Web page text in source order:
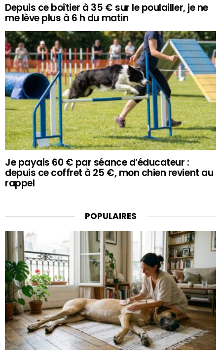
Depuis ce boîtier à 35 € sur le poulailler, je ne
me lève plus à 6 h du matin
Je payais 60 € par séance d’éducateur :
depuis ce coffret à 25 €, mon chien revient au
rappel
POPULAIRES